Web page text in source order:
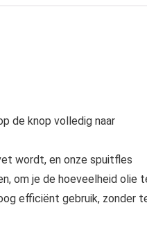
de knop volledig naar
wordt, en onze spuitfles
om je de hoeveelheid olie
efficiënt gebruik, zonder